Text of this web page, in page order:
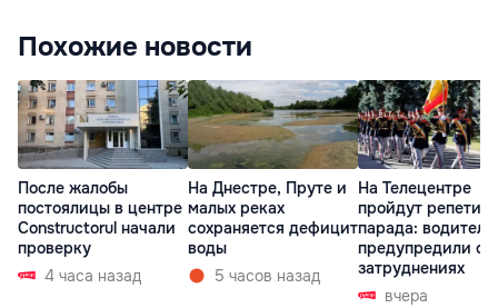
Похожие новости
После жалобы
постоялицы в центре
Constructorul начали
проверку
4 часа назад
На Днестре, Пруте и
малых реках
сохраняется дефицит
воды
5 часов назад
На Телецентре
пройдут
парада:
предупредили о
затруднениях
вчера